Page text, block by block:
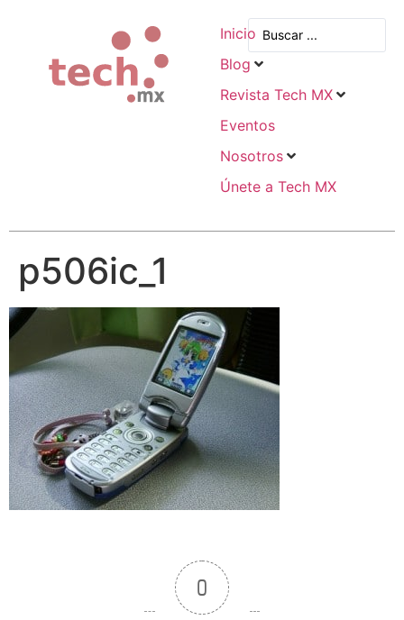
Inicio
Blog
Revista Tech MX
Eventos
Nosotros
Únete a Tech MX
p506ic_1
0